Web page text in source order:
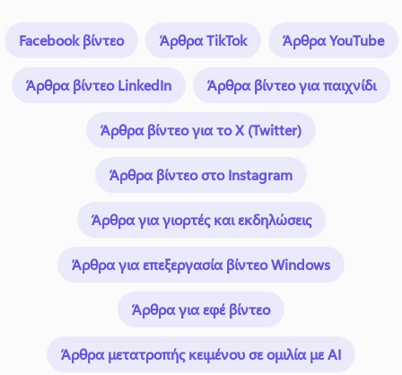
Facebook βίντεο Άρθρα TikTok Άρθρα YouTube
Άρθρα βίντεο LinkedIn Άρθρα βίντεο για παιχνίδι
Άρθρα βίντεο για το X (Twitter)
Άρθρα βίντεο στο Instagram
Άρθρα για γιορτές και εκδηλώσεις
Άρθρα για επεξεργασία βίντεο Windows
Άρθρα για εφέ βίντεο
Άρθρα μετατροπής κειμένου σε ομιλία με AI